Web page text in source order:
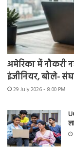
अमेरिका में नौकरी
इंजीनियर, बोले-
29 July 2026 - 8:00 PM